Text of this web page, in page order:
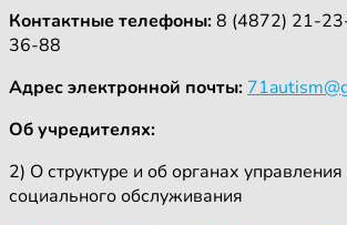
Контактные телефоны:8 (4872) 21-
36-88
Адрес электронной почты:71autism@
Об учредителях:
2) О структуре и об органах
социального обслуживания